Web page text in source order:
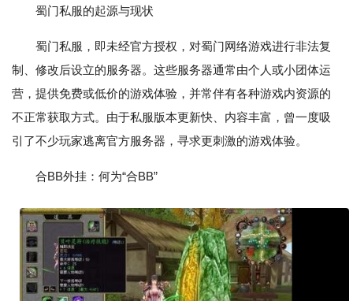
蜀门私服的起源与现状
蜀门私服，即未经官方授权，对蜀门网络游戏进行非法复
制、修改后设立的服务器。这些服务器通常由个人或小团体运
营，提供免费或低价的游戏体验，并常伴有各种游戏内资源的
不正常获取方式。由于私服版本更新快、内容丰富，曾一度吸
引了不少玩家逃离官方服务器，寻求更刺激的游戏体验。
合BB外挂：何为“合BB”